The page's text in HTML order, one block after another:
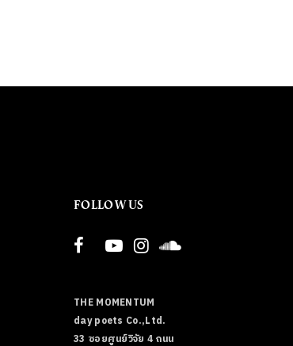
FOLLOW US
THE MOMENTUM
day poets Co.,Ltd.
33 ซอยศูนย์วิจัย 4 ถนน